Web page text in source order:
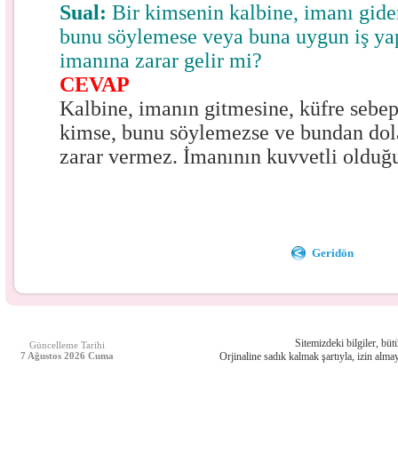
Sual:Bir kimsenin kalbine, imanı
bunu söylemese veya buna uygun iş
imanına zarar gelir mi?
CEVAP
Kalbine, imanın gitmesine, küfre
kimse, bunu söylemezse ve bundan
zarar vermez. İmanının kuvvetli
Geridön
Güncelleme Tarihi
7 Ağustos 2026 Cuma
Sitemizdeki bilgiler,
Orjinaline sadık kalmak şartıyla, izin